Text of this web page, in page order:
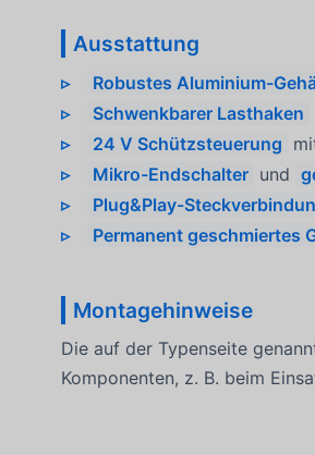
Ausstattung
Robustes Aluminium-
Schwenkbarer Lasthaken
24 V Schützsteuerung
Mikro-Endschalter und
Plug&Play-
Permanent geschmiertes
Montagehinweise
Die auf der Typenseite
Komponenten, z. B. beim